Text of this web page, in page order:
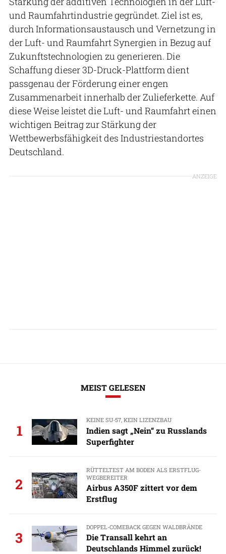
und Raumfahrtindustrie gegründet. Ziel ist es,
durch Informationsaustausch und Vernetzung in
der Luft- und Raumfahrt Synergien in Bezug auf
Zukunftstechnologien zu generieren. Die
Schaffung dieser 3D-Druck-Plattform dient
passgenau der Förderung einer engen
Zusammenarbeit innerhalb der Zulieferkette. Auf
diese Weise leistet die Luft- und Raumfahrt einen
wichtigen Beitrag zur Stärkung der
Wettbewerbsfähigkeit des Industriestandortes
Deutschland.
ANZEIGE
MEIST GELESEN
1
KEINE SU-57, KEIN LIZENZBAU
Indien sagt „Nein“ zu Russlands
Superfighter
2
RÜTTELTEST AM BODEN ALS ERSTFLUG-
WEGBEREITER
Airbus A350F zittert vor dem
Erstflug
3
DOPPEL-COMEBACK GEGEN WALDBRÄNDE
Die Transall kehrt an
Deutschlands Himmel zurück!